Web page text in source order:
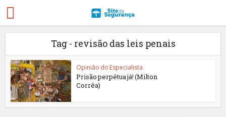
Tag - revisão das leis penais
Opinião do Especialista
Prisão perpétua já! (Milton
Corrêa)